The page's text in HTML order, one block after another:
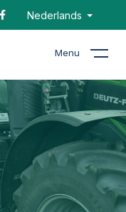
Nederlands
Menu